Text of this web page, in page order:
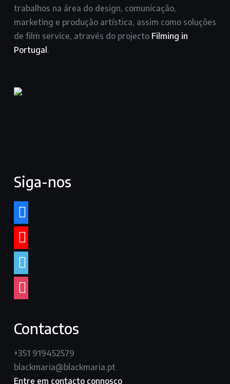
trabalhos na área do design, comunicação,
marketing e produção artística, assim como soluções
de film service, através do projecto Filming in
Portugal .
Siga-nos
facebook
youtube
vimeo
instagram
Contactos
+351 919452579
blackmaria@blackmaria.pt
Entre em contacto connosco